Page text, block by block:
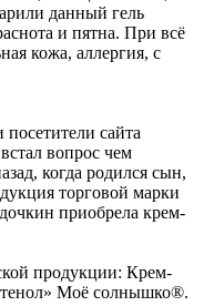
данный гель
и пятна. При всё
кожа, аллергия, с
сайта
вопрос чем
когда родился сын,
торговой марки
приобрела крем-
продукции: Крем-
Моё солнышко®.